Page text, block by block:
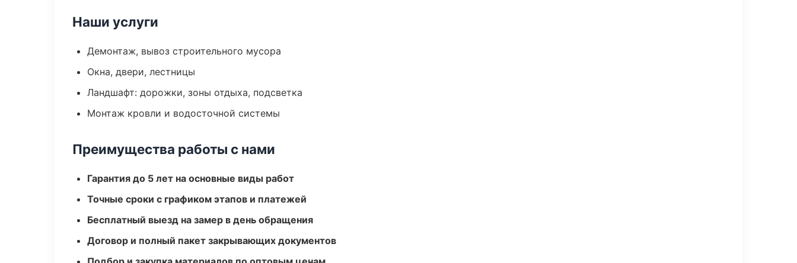
Наши услуги
Демонтаж, вывоз строительного мусора
Окна, двери, лестницы
Ландшафт: дорожки, зоны отдыха, подсветка
Монтаж кровли и водосточной системы
Преимущества работы с нами
Гарантия до 5 лет на основные виды работ
Точные сроки с графиком этапов и платежей
Бесплатный выезд на замер в день обращения
Договор и полный пакет закрывающих документов